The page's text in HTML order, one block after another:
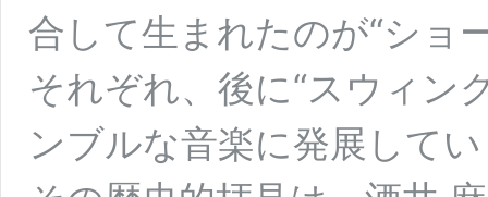
合して生まれたのが“ショ
それぞれ、後に“スウィン
ンブルな音楽に発展して